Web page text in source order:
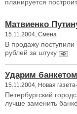
планируется
Матвиенко
15.11.2004, Смена
В продажу
рублей за штуку
Ударим
15.11.2004, Новая
Петербургский
лучше заменить